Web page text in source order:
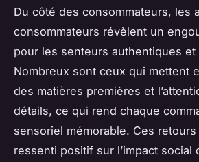
Du côté des consommateurs, les
consommateurs révèlent un
pour les senteurs authentiques et
Nombreux sont ceux qui mettent
des matières premières et
détails, ce qui rend chaque
sensoriel mémorable. Ces
ressenti positif sur l’impact social